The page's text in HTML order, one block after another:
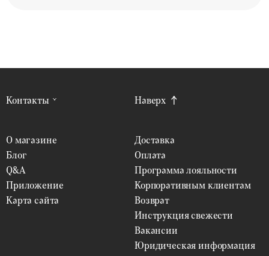
Контакты
О магазине
Блог
Q&A
Приложение
Карта сайта
Доставка
Оплата
Программа лояльности
Корпоративным клиентам
Возврат
Инструкция свежести
Вакансии
Юридическая информация
Наверх